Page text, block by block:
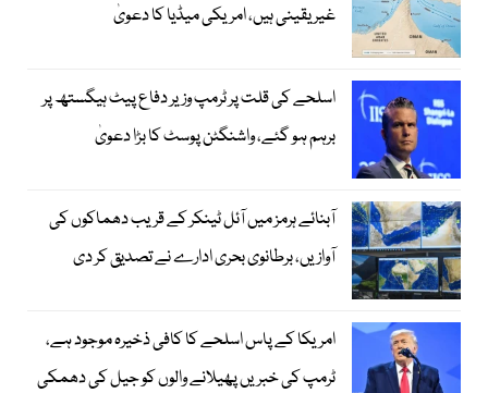
غیر یقینی ہیں، امریکی میڈیا کا دعویٰ
اسلحے کی قلت پر ٹرمپ وزیر دفاع پیٹ ہیگستھ پر
برہم ہو گئے، واشنگٹن پوسٹ کا بڑا دعویٰ
آبنائے ہرمز میں آئل ٹینکر کے قریب دھماکوں کی
آوازیں، برطانوی بحری ادارے نے تصدیق کر دی
امریکا کے پاس اسلحے کا کافی ذخیرہ موجود ہے،
ٹرمپ کی خبریں پھیلانے والوں کو جیل کی دھمکی